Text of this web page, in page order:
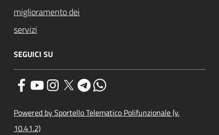
miglioramento dei
servizi
SEGUICI SU
Powered by Sportello Telematico Polifunzionale (v.
10.41.2)